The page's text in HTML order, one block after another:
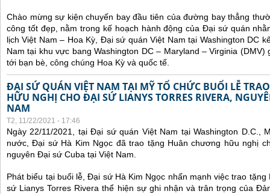
Chào mừng sự kiện chuyến bay đầu tiên của đường bay thẳng
công tốt đẹp, nằm trong kế hoạch hành động của Đại sứ quán
lịch Việt Nam – Hoa Kỳ, Đại sứ quán Việt Nam tại Washington DC
Nam tại khu vực bang Washington DC – Maryland – Virginia
tới bạn bè, công chúng Hoa Kỳ và quốc tế.
ĐẠI SỨ QUÁN VIỆT NAM TẠI MỸ TỔ CHỨC BUỔI LỄ
HỮU NGHỊ CHO ĐẠI SỨ LIANYS TORRES RIVERA,
NAM
T2, 11/22/2021 - 17:46
Ngày 22/11/2021, tại Đại sứ quán Việt Nam tại Washington D.C.,
nước, Đại sứ Hà Kim Ngọc đã trao tặng Huân chương hữu nghị
nguyên Đại sứ Cuba tại Việt Nam.
Phát biểu tại buổi lễ, Đại sứ Hà Kim Ngọc nhấn mạnh việc trao
sứ Lianys Torres Rivera thể hiện sự ghi nhận và trân trọng của